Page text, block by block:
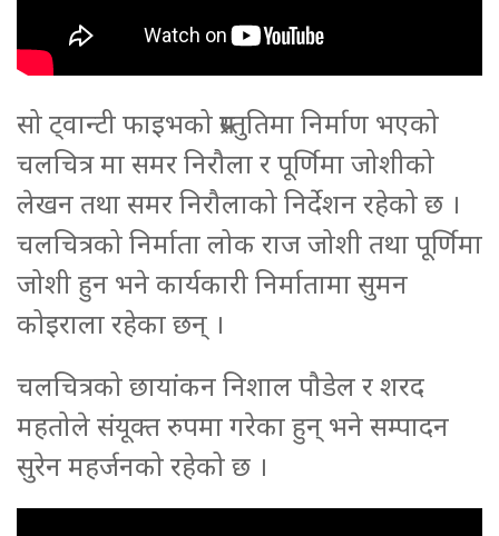
सो ट्वान्टी फाइभको प्रस्तुतिमा निर्माण भएको
चलचित्र मा समर निरौला र पूर्णिमा जोशीको
लेखन तथा समर निरौलाको निर्देशन रहेको छ ।
चलचित्रको निर्माता लोक राज जोशी तथा पूर्णिमा
जोशी हुन भने कार्यकारी निर्मातामा सुमन
कोइराला रहेका छन् ।
चलचित्रको छायांकन निशाल पौडेल र शरद
महतोले संयूक्त रुपमा गरेका हुन् भने सम्पादन
सुरेन महर्जनको रहेको छ ।